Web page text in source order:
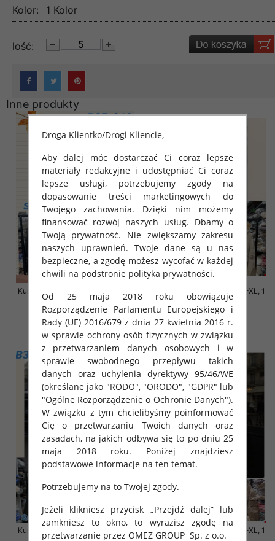
Kolor: 1 Kolor
lość:
Inne produkty
Kurtki damskie cienki Roz S-M-L,
1 Kolor Paczka 3 szt
140.00 zł
szczegóły
Kurtki damskie cienki Roz S-XL, 1
Kolor Paczka 3 szt
140.00 zł
szczegóły
Kurtki damskie cienki Roz S-XL, 1
Kurtki damskie cienki Roz S-XL, 1
Droga Klientko/Drogi Kliencie,
Aby dalej móc dostarczać Ci coraz lepsze
materiały redakcyjne i udostępniać Ci coraz
lepsze usługi, potrzebujemy zgody na
dopasowanie treści marketingowych do
Twojego zachowania. Dzięki nim możemy
finansować rozwój naszych usług. Dbamy o
Twoją prywatność. Nie zwiększamy zakresu
naszych uprawnień. Twoje dane są u nas
bezpieczne, a zgodę możesz wycofać w każdej
chwili na podstronie polityka prywatności.
Od 25 maja 2018 roku obowiązuje
Rozporządzenie Parlamentu Europejskiego i
Rady (UE) 2016/679 z dnia 27 kwietnia 2016 r.
w sprawie ochrony osób fizycznych w związku
z przetwarzaniem danych osobowych i w
sprawie swobodnego przepływu takich
danych oraz uchylenia dyrektywy 95/46/WE
(określane jako "RODO", "ORODO", "GDPR" lub
"Ogólne Rozporządzenie o Ochronie Danych").
W związku z tym chcielibyśmy poinformować
Cię o przetwarzaniu Twoich danych oraz
zasadach, na jakich odbywa się to po dniu 25
maja 2018 roku. Poniżej znajdziesz
podstawowe informacje na ten temat.
Potrzebujemy na to Twojej zgody.
Jeżeli klikniesz przycisk „Przejdź dalej” lub
zamkniesz to okno, to wyrazisz zgodę na
przetwarzanie przez OMEZ GROUP Sp. z o.o.